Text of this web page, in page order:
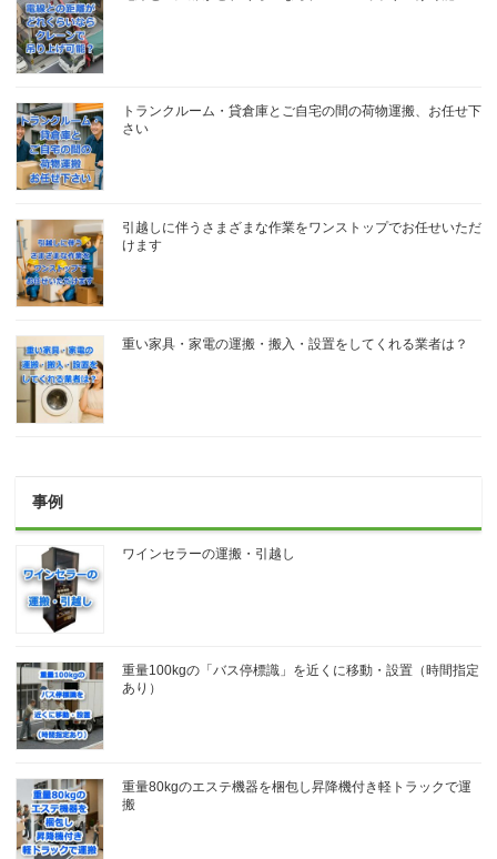
トランクルーム・貸倉庫とご自宅の間の荷物運搬、お任せ下
さい
引越しに伴うさまざまな作業をワンストップでお任せいただ
けます
重い家具・家電の運搬・搬入・設置をしてくれる業者は？
事例
ワインセラーの運搬・引越し
重量100kgの「バス停標識」を近くに移動・設置（時間指定
あり）
重量80kgのエステ機器を梱包し昇降機付き軽トラックで運
搬